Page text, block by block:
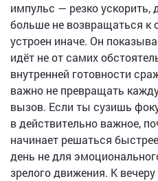
импульс — резко ускорить,
больше не возвращаться к
устроен иначе. Он
идёт не от самих
внутренней готовности
важно не превращать
вызов. Если ты сузишь
в действительно важное,
начинает решаться
день не для
зрелого движения. К